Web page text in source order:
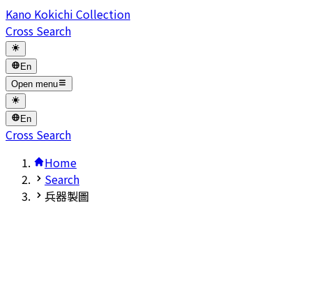
Kano Kokichi Collection
Cross Search
En
Open menu
En
Cross Search
Home
Search
兵器製圖